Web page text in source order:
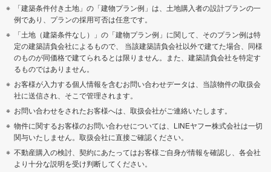
「建築条件付き土地」の「建物プラン例」は、土地購入者の設計プランの一
例であり、プランの採用可否は任意です。
「土地（建築条件なし）」の「建物プラン例」に関して、そのプラン例は特
定の建築請負会社によるもので、 当該建築請負会社以外で建てた場合、同様
のものが同価格で建てられるとは限りません。また、建築請負会社を特定す
るものではありません。
お客様が入力する個人情報を含むお問い合わせデータは、当該物件の取扱会
社に送信され、そこで管理されます。
お問い合わせをされたお客様へは、取扱会社がご連絡いたします。
物件に関するお客様のお問い合わせについては、LINEヤフー株式会社は一切
関与いたしません。取扱会社に直接ご確認ください。
不動産購入の検討、契約にあたってはお客様ご自身が情報を確認し、各会社
より十分な説明を受け判断してください。